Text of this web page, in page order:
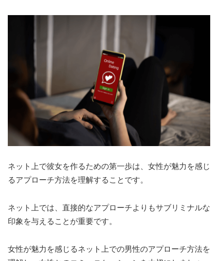
ネット上で彼女を作るための第一歩は、女性が魅力を感じ
るアプローチ方法を理解することです。
ネット上では、直接的なアプローチよりもサブリミナルな
印象を与えることが重要です。
女性が魅力を感じるネット上での男性のアプローチ方法を